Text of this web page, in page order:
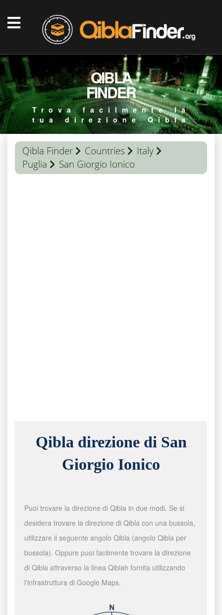
QIBLA
FINDER
Trova facilmente la
tua direzione Qibla
Qibla Finder Countries
Italy
Puglia
San Giorgio Ionico
Qibla direzione di San
Giorgio Ionico
Puoi trovare la direzione di Qibla in due modi. Se si
desidera trovare la direzione di Qibla con una bussola,
utilizzare il seguente angolo Qibla (angolo Qibla per
bussola). Oppure puoi facilmente trovare la direzione
di Qibla attraverso la linea Qiblah fornita utilizzando
l'infrastruttura di Google Maps.